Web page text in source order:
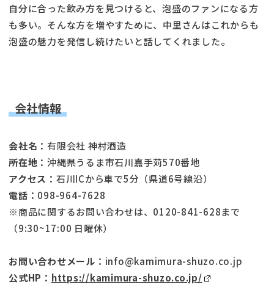
自分に合った飲み方を見つけると、泡盛のファンになる方
も多い。そんな方を増やすために、中里さんはこれからも
泡盛の魅力を発信し続けたいと話してくれました。
会社情報
会社名： 有限会社 神村酒造
所在地： 沖縄県うるま市石川嘉手苅570番地
アクセス： 石川ICから車で5分（県道6号線沿）
電話： 098-964-7628
※商品に関するお問い合わせは、0120-841-628まで
（9:30~17:00 日曜休）
お問い合わせメール： info@kamimura-shuzo.co.jp
公式HP： https://kamimura-shuzo.co.jp/